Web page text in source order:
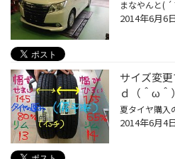
2014年6月6
サイズ変
ｄ（＾ω＾）
2014年6月4